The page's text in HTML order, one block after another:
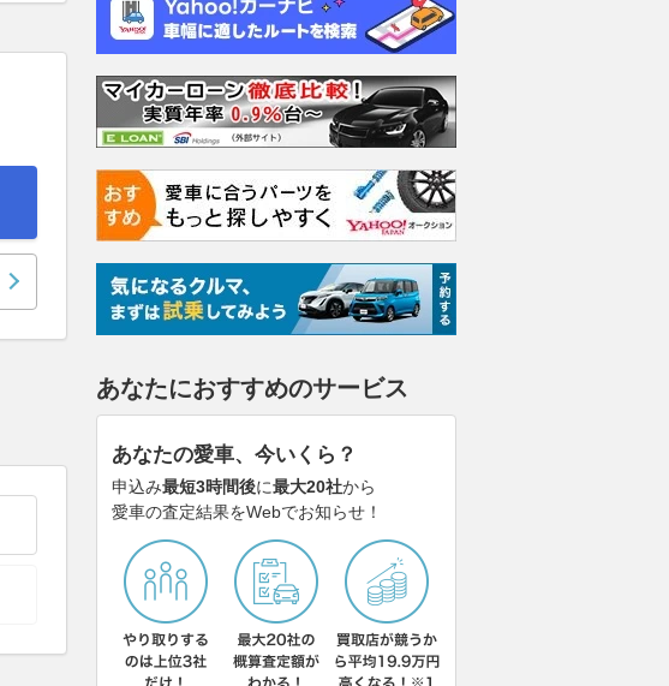
あなたにおすすめのサービス
あなたの愛車、今いくら？
申込み最短3時間後に最大20社から
愛車の査定結果をWebでお知らせ！